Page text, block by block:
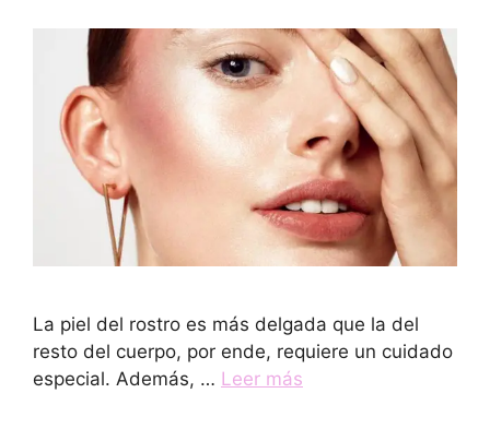
La piel del rostro es más delgada que la del
resto del cuerpo, por ende, requiere un cuidado
especial. Además, … Leer más